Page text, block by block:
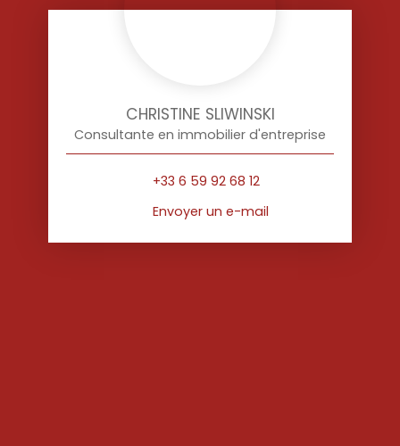
CHRISTINE SLIWINSKI
Consultante en immobilier d'entreprise
+33 6 59 92 68 12
Envoyer un e-mail